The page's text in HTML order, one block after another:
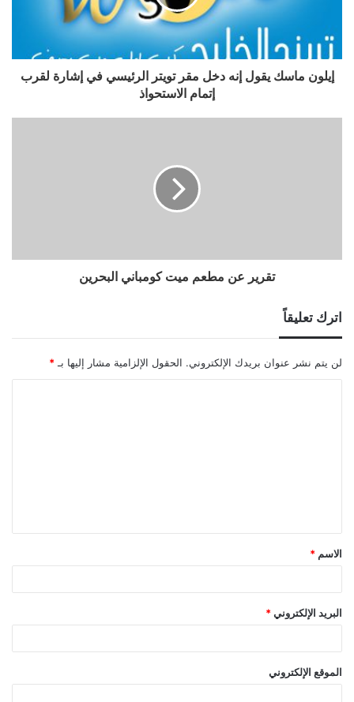
إيلون ماسك يقول إنه دخل مقر تويتر الرئيسي في إشارة لقرب
إتمام الاستحواذ
تقرير عن مطعم ميت كومباني البحرين
اترك تعليقاً
لن يتم نشر عنوان بريدك الإلكتروني. الحقول الإلزامية مشار إليها بـ *
ق
*
الاسم *
البريد الإلكتروني *
الموقع الإلكتروني